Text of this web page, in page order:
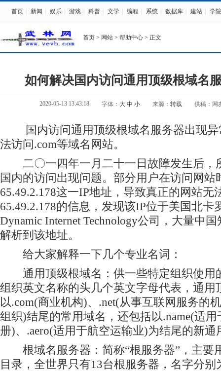
首页 新闻 娱乐 游戏 科普 文学 编程 系统 数据库 建站 学院
首页 > 网站 > 帮助中心 > 正文
如何解决国内访问通用顶级根域名
2020-05-13 13:43:18 字体： 大 中 小 来源： 转载 供稿：网
国内访问通用顶级根域名服务器出现异
法访问.com等域名网站。
二〇一四年一月二十一日故障发生后，
国内的访问出现问题。部分用户在访问网站
65.49.2.178这一IP地址，导致真正的网站无
65.49.2.178的信息，发现该IP位于美国北卡
Dynamic Internet Technology公司，大量中
解析到该地址。
给大家解释一下几个专业名词：
通用顶级根域名：供一些特定组织使用
组织英文名称的头几个英文字母代表，通用
以.com(商业机构)、.net(从事互联网服务的
组织)结尾的常用域名，还包括以.name(适用
册)、.aero(适用于航空运输业)为结尾的新通
根域名服务器：简称“根服务器”，主要
目录，全世界只有13台根服务器，名字分别